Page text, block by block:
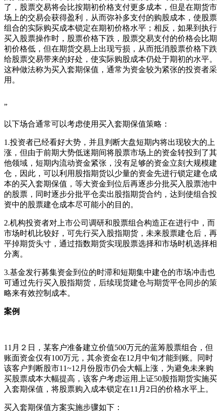
了，股票交易将会比按期初价格支付更多成本，但是在期货市
场上的交易会获得盈利，从而弥补多支付的购股成本，使股票
组合的实际购买成本锁定在期初价格水平；相反，如果到执行
买入股票操作时，股票价格下跌，股票交易支付的价格会比期
初价格低，但在期货交易上出现亏损，从而抵消股票价格下跌
给股票交易带来的好处，使实际购股成本仍处于期初的水平。
这种做法称为买入套期保值，通常为资金较为紧张的投资者采
用。
”
以下场合通常可以考虑使用买入套期保值策略：
1.投资者已经看好大势，并且判断大盘短期内将出现较大的上
涨，但由于前期大势低迷期间将股票市场上的资金转投到了其
他领域，短期内流动资金紧张，没有足够的资金立刻大规模建
仓，因此，可以利用股指期货以少量的资金先进行锁定建仓成
本的买入套期保值，等大资金到位后再逐步分批买入股票池中
的股票，同时逐步分批平仓卖出股指期货合约，达到使组合投
资中的股票建仓成本尽可能小的目的。
2.机构投资者对上市公司调研和股票组合构造正在进行中，而
市场时机比较好，可先行买入股指期货，未来股票建仓后，再
平掉期货头寸，通过指数期货实现股票选择和市场时机选择相
分离。
3.基金发行募集资金到位的时滞和短期集中建仓的市场冲击也
可通过先行买入股指期货，后续现货建仓与期货平仓同步的策
略来有效控制成本。
案例
11月２日，某客户准备建立价值500万元的蓝筹股票组合，但
账面资金仅有100万元，其余资金在12月中旬才能到账。同时
该客户判断股市11~12月份股市仍会大幅上涨，为避免未来购
买股票成本大幅提高，该客户考虑运用上证50股指期货实施买
入套期保值，将股票购入成本锁定在11月2日的价格水平上。
买入套期保值方案实施步骤如下：